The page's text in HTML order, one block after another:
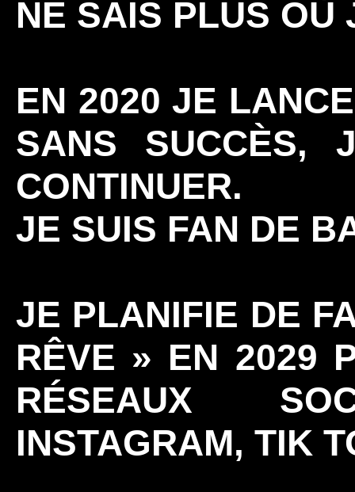
NE SAIS PLUS OÙ
EN 2020 JE
SANS SUCCÈS,
CONTINUER.
JE SUIS FAN DE
JE PLANIFIE DE
RÊVE » EN 2029
RÉSEAUX
INSTAGRAM, TIK